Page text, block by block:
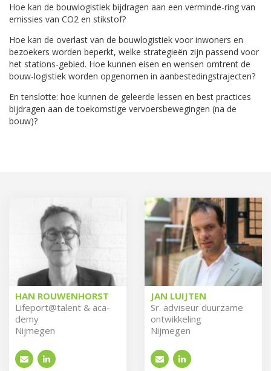
Hoe kan de bouwlogistiek bijdragen aan een verminde-ring van
emissies van CO2 en stikstof?
Hoe kan de overlast van de bouwlogistiek voor inwoners en
bezoekers worden beperkt, welke strategieën zijn passend voor
het stations-gebied. Hoe kunnen eisen en wensen omtrent de
bouw-logistiek worden opgenomen in aanbestedingstrajecten?
En tenslotte: hoe kunnen de geleerde lessen en best practices
bijdragen aan de toekomstige vervoersbewegingen (na de
bouw)?
HAN ROUWENHORST
Li­fe­port@ta­lent & aca­
de­my
Nijmegen
JAN LUIJTEN
Sr. ad­vi­seur duur­za­me
ont­wik­ke­ling
Nijmegen